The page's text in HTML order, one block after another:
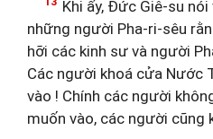
Khi ấy, Đức Giê-su
những người Pha-ri-sêu
hỡi các kinh sư và người
Các người khoá cửa Nước
vào ! Chính các người
muốn vào, các người cũng